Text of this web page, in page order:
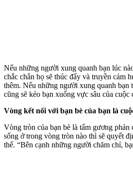
Nếu những người xung quanh bạn lúc
chắc chắn họ sẽ thúc đẩy và truyền cảm
thêm. Nếu những người xung quanh bạn
cũng sẽ kéo bạn xuống vực sâu của cuộc
Vòng kết nối với bạn bè của bạn là
Vòng tròn của bạn bè là tấm gương phản
sống ở trong vòng tròn nào thì sẽ quyết
thế. “Bên cạnh những người chăm chỉ,